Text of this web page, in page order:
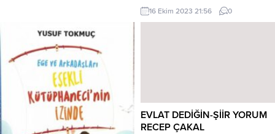
rüyalar anlatılmaz. Sevgili Gülsan ile
güzel bir ortak okumanın sonuna
16 Ekim 2023 21:56 0
EVLAT DEDİĞİN-ŞİİR YORUM
RECEP ÇAKAL